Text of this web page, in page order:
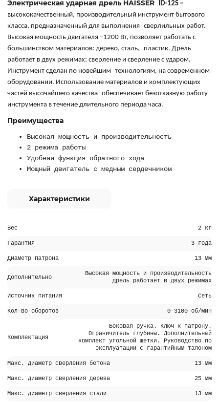
Электрическая ударная дрель HAISSER ID-12S –
высококачественный, производительный инструмент бытового
класса, предназначенный для выполнения сверлильных работ.
Высокая мощность двигателя –1200 Вт, позволяет работать с
большинством материалов: дерево, сталь,
пластик. Дрель
работает в двух режимах: сверление и сверление с ударом.
Инструмент сделан по новейшим технологиям, на современном
оборудовании. Использование материалов и комплектующих
частей высочайшего качества обеспечивает безотказную работу
инструмента в течение длительного периода часа.
Преимущества
Высокая мощность и производительность
2 режима работы
Удобная функция обратного хода
Мощный двигатель с медным сердечником
Характеристики
Вес 2 кг
Гарантия 3 года
Диаметр патрона 13 мм
Дополнительно
Высокая мощность и производительность
дрель работает в двух режимах
Источник питания Сеть
Кол-во оборотов 0-3100 об/мин
Комплектация
Боковая ручка. Ключ к патрону.
Ограничитель глубины. Дополнительный
комплект угольной щетки. Руководство по
эксплуатации с гарантийным талоном
Макс. диаметр сверления бетона 13 мм
Макс. диаметр сверления дерева 25 мм
Макс. диаметр сверления стали 13 мм